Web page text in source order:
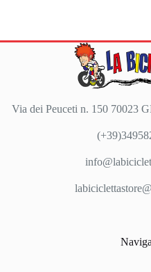
Via dei Peuceti n. 150 70023